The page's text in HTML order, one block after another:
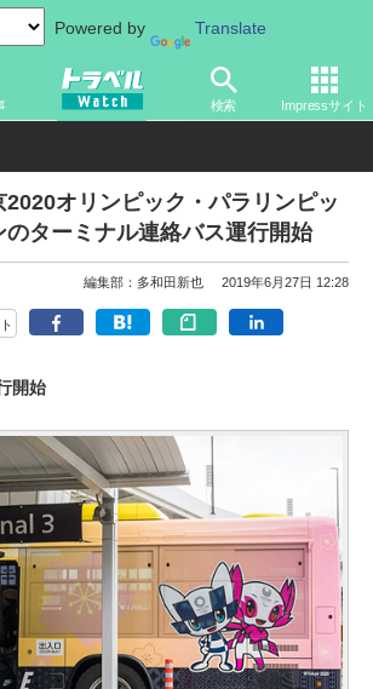
Powered by Translate
検索 Impressサイト
方法 空旅 空港
オリンピック・パラリンピッ
のターミナル連絡バス運行開始
編集部：多和田新也 2019年6月27日 12:28
開始